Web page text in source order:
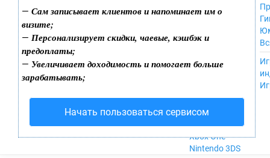
— Сам записывает клиентов и напоминает им о
визите;
— Персонализирует скидки, чаевые, кэшбэк и
предоплаты;
— Увеличивает доходимость и помогает больше
зарабатывать;
Начать пользоваться сервисом
Nintendo DS
iOS
Sega Mega Drive
Mobile
Nintendo Wii U
PlayStation 4
Xbox One
Nintendo 3DS